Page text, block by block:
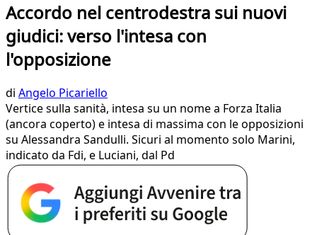
Accordo nel centrodestra sui nuovi
giudici: verso l'intesa con
l'opposizione
di Angelo Picariello
Vertice sulla sanità, intesa su un nome a Forza Italia
(ancora coperto) e intesa di massima con le opposizioni
su Alessandra Sandulli. Sicuri al momento solo Marini,
indicato da Fdi, e Luciani, dal Pd